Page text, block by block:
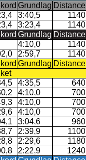
Grundlag Distance
3:40,5
1140
3:23,4
1140
Grundlag Distance
4:10,0
1140
2:59,7 1140
Grundlag Distance
4:35,5
640
4:10,0
700
4:10,0
700
4:10,0
700
3:04,6
960
2:39,9
1100
2:29,6
1180
2:22,9
1240